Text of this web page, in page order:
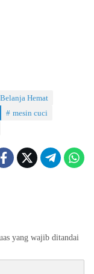
Belanja Hemat
mesin cuci
yang wajib ditandai